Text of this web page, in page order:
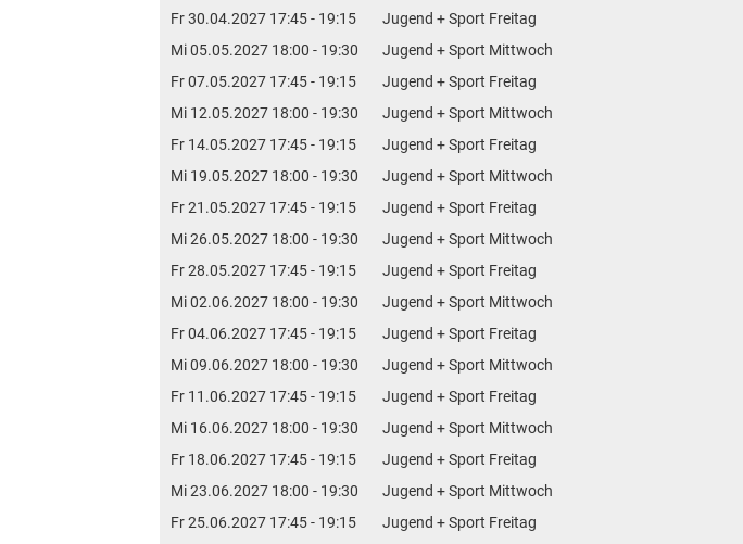
Fr 30.04.2027 17:45 - 19:15
Jugend + Sport Freitag
Mi 05.05.2027 18:00 - 19:30
Jugend + Sport Mittwoch
Fr 07.05.2027 17:45 - 19:15
Jugend + Sport Freitag
Mi 12.05.2027 18:00 - 19:30
Jugend + Sport Mittwoch
Fr 14.05.2027 17:45 - 19:15
Jugend + Sport Freitag
Mi 19.05.2027 18:00 - 19:30
Jugend + Sport Mittwoch
Fr 21.05.2027 17:45 - 19:15
Jugend + Sport Freitag
Mi 26.05.2027 18:00 - 19:30
Jugend + Sport Mittwoch
Fr 28.05.2027 17:45 - 19:15
Jugend + Sport Freitag
Mi 02.06.2027 18:00 - 19:30
Jugend + Sport Mittwoch
Fr 04.06.2027 17:45 - 19:15
Jugend + Sport Freitag
Mi 09.06.2027 18:00 - 19:30
Jugend + Sport Mittwoch
Fr 11.06.2027 17:45 - 19:15
Jugend + Sport Freitag
Mi 16.06.2027 18:00 - 19:30
Jugend + Sport Mittwoch
Fr 18.06.2027 17:45 - 19:15
Jugend + Sport Freitag
Mi 23.06.2027 18:00 - 19:30
Jugend + Sport Mittwoch
Fr 25.06.2027 17:45 - 19:15
Jugend + Sport Freitag